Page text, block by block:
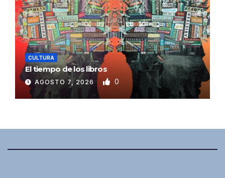
CULTURA
El tiempo de los libros
AGOSTO 7, 2026 0